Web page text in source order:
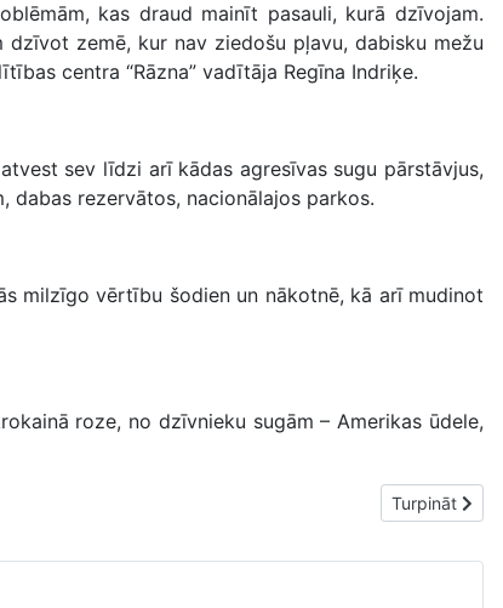
kas draud mainīt pasauli, kurā dzīvojam.
zemē, kur nav ziedošu pļavu, dabisku mežu
centra “Rāzna” vadītāja Regīna Indriķe.
sev līdzi arī kādas agresīvas sugu pārstāvjus,
dabas rezervātos, nacionālajos parkos.
milzīgo vērtību šodien un nākotnē, kā arī mudinot
roze, no dzīvnieku sugām – Amerikas ūdele,
Nākamais
Turpināt